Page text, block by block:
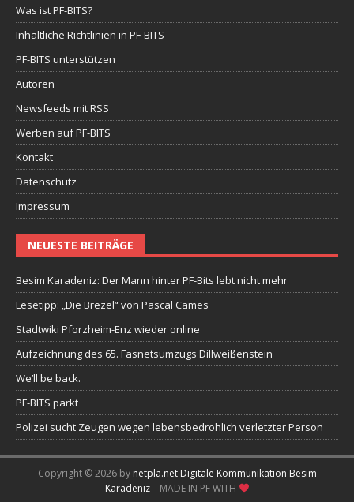
Was ist PF-BITS?
Inhaltliche Richtlinien in PF-BITS
PF-BITS unterstützen
Autoren
Newsfeeds mit RSS
Werben auf PF-BITS
Kontakt
Datenschutz
Impressum
NEUESTE BEITRÄGE
Besim Karadeniz: Der Mann hinter PF-Bits lebt nicht mehr
Lesetipp: „Die Brezel“ von Pascal Cames
Stadtwiki Pforzheim-Enz wieder online
Aufzeichnung des 65. Fasnetsumzugs Dillweißenstein
We’ll be back.
PF-BITS parkt
Polizei sucht Zeugen wegen lebensbedrohlich verletzter Person
Copyright © 2026 by netpla.net Digitale Kommunikation Besim
Karadeniz– MADE IN PF WITH